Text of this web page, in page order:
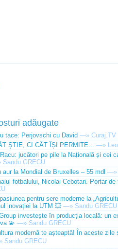
adăugate
tace: Perjovschi cu David —» Curaj.TV
ȘTIE, CI CÂT ÎȘI PERMITE... —»
jucători pe pile la Națională și cei
Sandu GRECU
aur la Mondial de Bruxelles – 55 mdl —»
fotbalului, Nicolai Cebotari. Portar
pentru sere moderne la
inovației la UTM 💥 —» Sandu GRECU
investește în producția locală: un
💫 —» Sandu GRECU
modernă te așteaptă! În aceste
Sandu GRECU